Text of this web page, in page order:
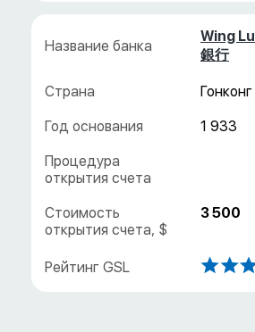
Wing
銀行
Гонконг
1 933
3 500